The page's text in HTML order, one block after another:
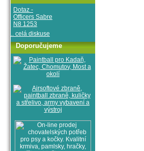
Dotaz -
Officers Sabre
N8 1253
.. celá diskuse
Doporučujeme